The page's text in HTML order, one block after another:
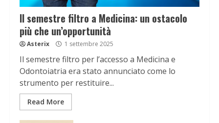
Il semestre filtro a Medicina: un ostacolo
più che un’opportunità
Asterix 1 settembre 2025
Il semestre filtro per l’accesso a Medicina e
Odontoiatria era stato annunciato come lo
strumento per restituire...
Read More